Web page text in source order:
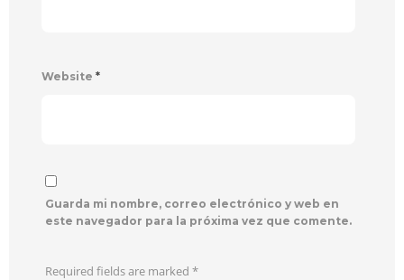
Website *
Guarda mi nombre, correo electrónico y web en
este navegador para la próxima vez que comente.
Required fields are marked *